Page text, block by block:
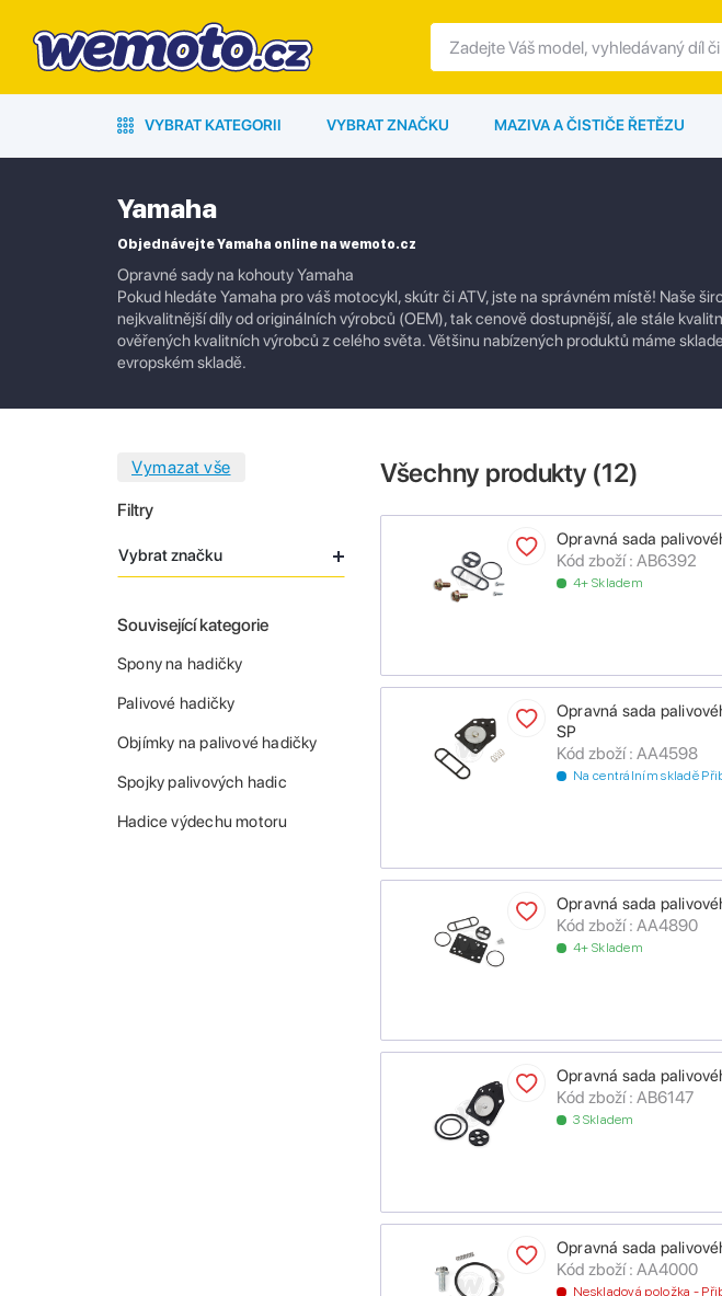
VYBRAT KATEGORII VYBRAT ZNAČKU MAZIVA A ČISTIČE ŘETĚZU
Yamaha
Objednávejte Yamaha online na wemoto.cz
Opravné sady na kohouty Yamaha
Pokud hledáte Yamaha pro váš motocykl, skútr či ATV, jste na správném místě! Naše
nejkvalitnější díly od originálních výrobců (OEM), tak cenově dostupnější, ale stále
ověřených kvalitních výrobců z celého světa. Většinu nabízených produktů máme
evropském skladě.
Filtry
Vybrat značku
Související kategorie
Spony na hadičky
Palivové hadičky
Objímky na palivové hadičky
Spojky palivových hadic
Hadice výdechu motoru
Všechny produkty (12)
Opravná sada
Kód zboží : AB6392
4+ Skladem
Opravná sada
SP
Kód zboží : AA4598
Na centrálním skladě
Opravná sada
Kód zboží : AA4890
4+ Skladem
Opravná sada
Kód zboží : AB6147
3 Skladem
Opravná sada
Kód zboží : AA4000
Neskladová položka -